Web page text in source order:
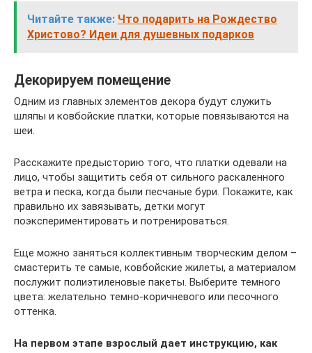
Читайте также: Что подарить на Рождество
Христово? Идеи для душевных подарков
Декорируем помещение
Одним из главных элементов декора будут служить
шляпы и ковбойские платки, которые повязываются на
шеи.
Расскажите предысторию того, что платки одевали на
лицо, чтобы защитить себя от сильного раскаленного
ветра и песка, когда были песчаные бури. Покажите, как
правильно их завязывать, детки могут
поэкспериментировать и потренироваться.
Еще можно заняться коллективным творческим делом –
смастерить те самые, ковбойские жилеты, а материалом
послужит полиэтиленовые пакеты. Выберите темного
цвета: желательно темно-коричневого или песочного
оттенка.
На первом этапе взрослый дает инструкцию, как